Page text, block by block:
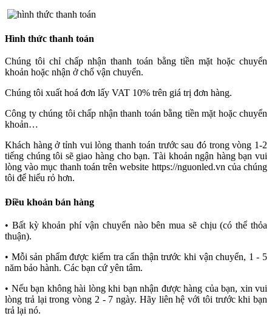
Hình thức thanh toán
Chúng tôi chỉ chấp nhận thanh toán bằng tiền mặt hoặc chuyển
khoản hoặc nhận ở chổ vận chuyển.
Chúng tôi xuất hoá đơn lấy VAT 10% trên giá trị đơn hàng.
Công ty chúng tôi chấp nhận thanh toán bằng tiền mặt hoặc chuyển
khoản…
Khách hàng ở tỉnh vui lòng thanh toán trước sau đó trong vòng 1-2
tiếng chúng tôi sẽ giao hàng cho bạn. Tài khoản ngận hàng bạn vui
lòng vào mục thanh toán trên website https://nguonled.vn của chúng
tôi để hiểu rỏ hơn.
Điều khoản bán hàng
• Bất kỳ khoản phí vận chuyển nào bên mua sẽ chịu (có thể thỏa
thuận).
• Mỗi sản phẩm được kiểm tra cẩn thận trước khi vận chuyển, 1 - 5
năm bảo hành. Các bạn cứ yên tâm.
• Nếu bạn không hài lòng khi bạn nhận được hàng của bạn, xin vui
lòng trả lại trong vòng 2 - 7 ngày. Hãy liên hệ với tôi trước khi bạn
trả lại nó.